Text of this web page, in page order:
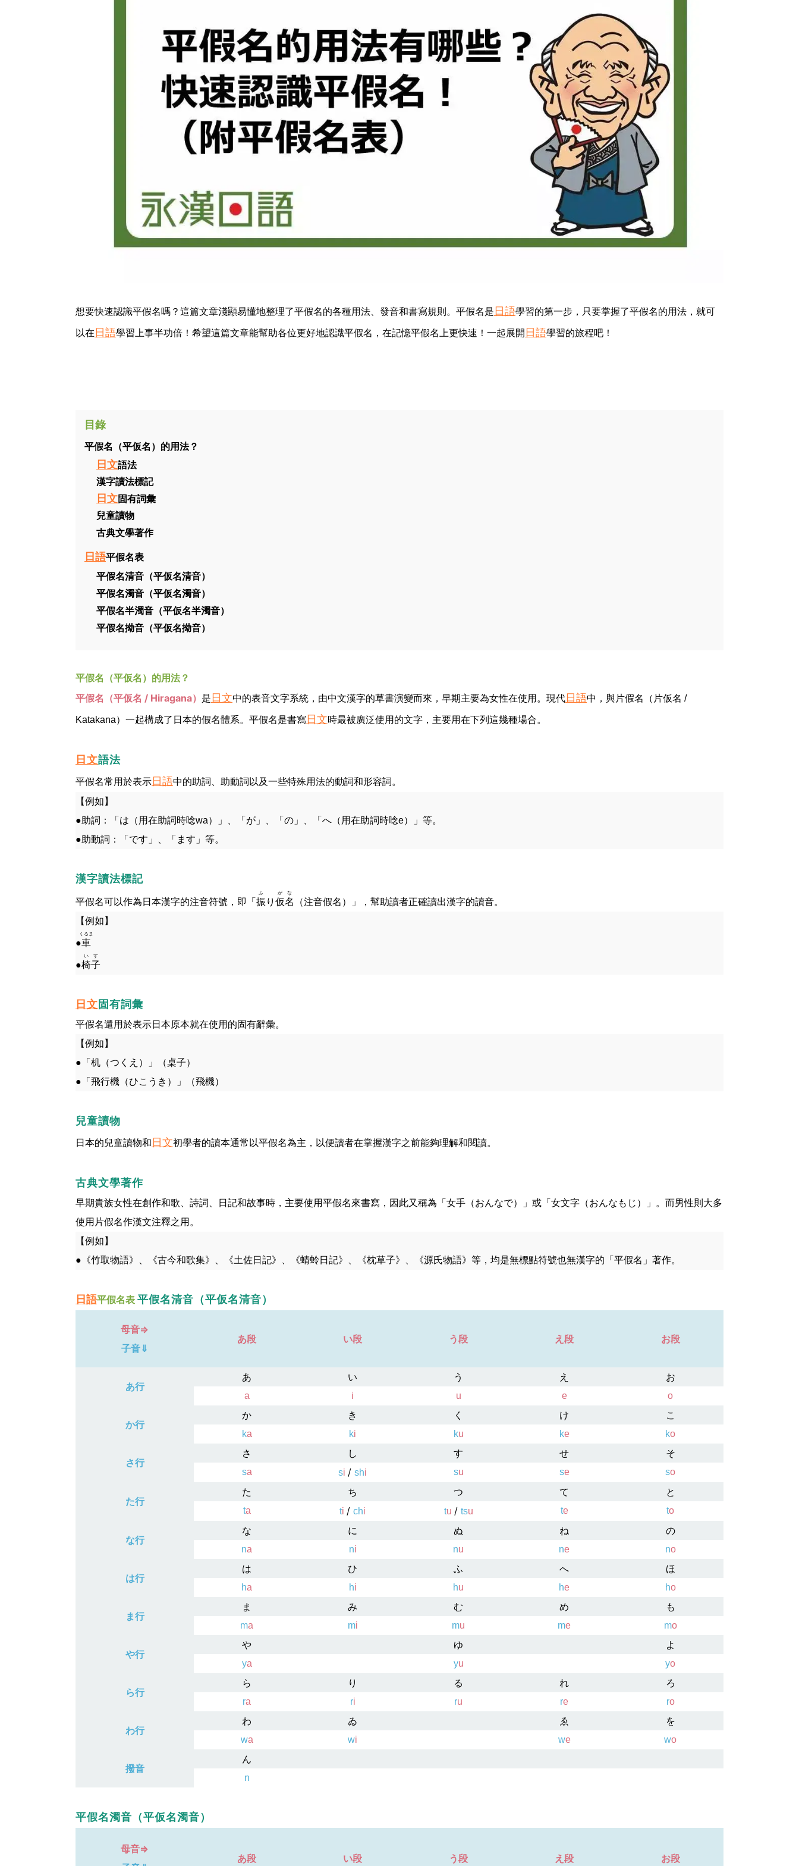
想要快速認識平假名嗎？這篇文章淺顯易懂地整理了平假名的各種用法、發音和書寫規則。平假名是 日語學習的第一步，只要掌握了平假名的用法，就可
以在 日語學習上事半功倍！希望這篇文章能幫助各位更好地認識平假名，在記憶平假名上更快速！一起展開 日語學習的旅程吧！
目錄
平假名（平仮名）的用法？
日文語法
漢字讀法標記
日文固有詞彙
兒童讀物
古典文學著作
日語平假名表
平假名清音（平仮名清音）
平假名濁音（平仮名濁音）
平假名半濁音（平仮名半濁音）
平假名拗音（平仮名拗音）
平假名（平仮名）的用法？
平假名（平仮名 / Hiragana） 是 日文中的表音文字系統，由中文漢字的草書演變而來，早期主要為女性在使用。現代日語中，與片假名（片仮名 /
Katakana）一起構成了日本的假名體系。平假名是書寫 日文時最被廣泛使用的文字，主要用在下列這幾種場合。
日文語法
平假名常用於表示日語中的助詞、助動詞以及一些特殊用法的動詞和形容詞。
【例如】
●助詞：「は（用在助詞時唸wa）」、「が」、「の」、「へ（用在助詞時唸e）」等。
●助動詞：「です」、「ます」等。
漢字讀法標記
平假名可以作為日本漢字的注音符號，即「 振
ふ
り 仮名
がな
（注音假名）」，幫助讀者正確讀出漢字的讀音。
【例如】
●車
くるま
●椅子
いす
日文固有詞彙
平假名還用於表示日本原本就在使用的固有辭彙。
【例如】
●「机（つくえ）」（桌子）
●「飛行機（ひこうき）」（飛機）
兒童讀物
日本的兒童讀物和 日文初學者的讀本通常以平假名為主，以便讀者在掌握漢字之前能夠理解和閱讀。
古典文學著作
早期貴族女性在創作和歌、詩詞、日記和故事時，主要使用平假名來書寫，因此又稱為「女手（おんなで）」或「女文字（おんなもじ）」。而男性則大多
使用片假名作漢文注釋之用。
【例如】
●《竹取物語》、《古今和歌集》、《土佐日記》、《蜻蛉日記》、《枕草子》、《源氏物語》等，均是無標點符號也無漢字的「平假名」著作。
日語平假名表 平假名清音（平仮名清音）
母音⇒
子音⇓
あ段 い段 う段 え段 お段
あ行
あ い う え お
a i u e o
か行
か き く け こ
ka ki ku ke ko
さ行
さ し す せ そ
sa si / shi su se so
た行
た ち つ て と
ta ti / chi tu / tsu te to
な行
な に ぬ ね の
na ni nu ne no
は行
は ひ ふ へ ほ
ha hi hu he ho
ま行
ま み む め も
ma mi mu me mo
や行
や ゆ よ
ya yu yo
ら行
ら り る れ ろ
ra ri ru re ro
わ行
わ ゐ ゑ を
wa wi we wo
撥音
ん
n
平假名濁音（平仮名濁音）
母音⇒
あ段 い段 う段 え段 お段